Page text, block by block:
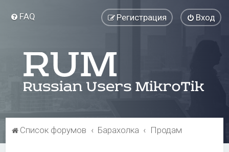
FAQ Вход
Регистрация
Список форумов Барахолка Продам